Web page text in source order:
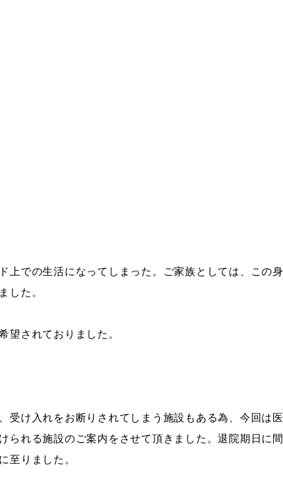
上での生活になってしまった。ご家族としては、この身
した。
望されておりました。
受け入れをお断りされてしまう施設もある為、今回は医
られる施設のご案内をさせて頂きました。退院期日に間
至りました。